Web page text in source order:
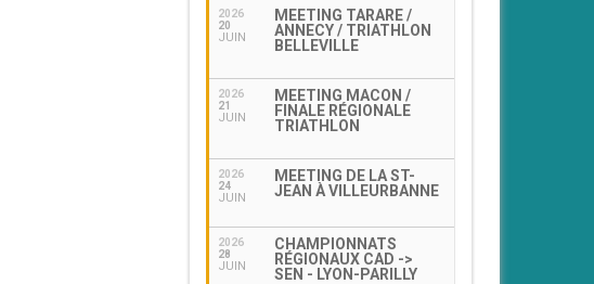
2026
20
JUIN
MEETING TARARE /
ANNECY / TRIATHLON
BELLEVILLE
2026
21
JUIN
MEETING MACON /
FINALE RÉGIONALE
TRIATHLON
2026
24
JUIN
MEETING DE LA ST-
JEAN À VILLEURBANNE
2026
28
JUIN
CHAMPIONNATS
RÉGIONAUX CAD ->
SEN - LYON-PARILLY